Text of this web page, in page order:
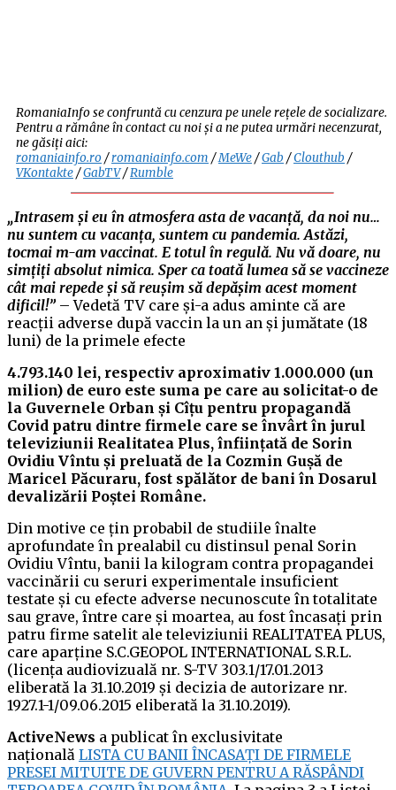
RomaniaInfo se confruntă cu cenzura pe unele rețele de socializare.
Pentru a rămâne în contact cu noi și a ne putea urmări necenzurat,
ne găsiți aici:
romaniainfo.ro/romaniainfo.com /MeWe/Gab /Clouthub /
VKontakte/GabTV/Rumble
„Intrasem și eu în atmosfera asta de vacanță, da noi nu…
nu suntem cu vacanța, suntem cu pandemia. Astăzi,
tocmai m-am vaccinat. E totul în regulă. Nu vă doare, nu
simțiți absolut nimica. Sper ca toată lumea să se vaccineze
cât mai repede și să reușim să depășim acest moment
dificil!” – Vedetă TV care și-a adus aminte că are
reacții adverse după vaccin la un an și jumătate (18
luni) de la primele efecte
4.793.140 lei, respectiv aproximativ 1.000.000 (un
milion) de euro este suma pe care au solicitat-o de
la Guvernele Orban și Cîțu pentru propagandă
Covid patru dintre firmele care se învârt în jurul
televiziunii Realitatea Plus, înființată de Sorin
Ovidiu Vîntu și preluată de la Cozmin Gușă de
Maricel Păcuraru, fost spălător de bani în Dosarul
devalizării Poștei Române.
Din motive ce țin probabil de studiile înalte
aprofundate în prealabil cu distinsul penal Sorin
Ovidiu Vîntu, banii la kilogram contra propagandei
vaccinării cu seruri experimentale insuficient
testate și cu efecte adverse necunoscute în totalitate
sau grave, între care și moartea, au fost încasați prin
patru firme satelit ale televiziunii REALITATEA PLUS,
care aparține S.C.GEOPOL INTERNATIONAL S.R.L.
(licența audiovizuală nr. S-TV 303.1/17.01.2013
eliberată la 31.10.2019 și decizia de autorizare nr.
1927.1-1/09.06.2015 eliberată la 31.10.2019).
ActiveNews a publicat în exclusivitate
națională LISTA CU BANII ÎNCASAȚI DE FIRMELE
PRESEI MITUITE DE GUVERN PENTRU A RĂSPÂNDI